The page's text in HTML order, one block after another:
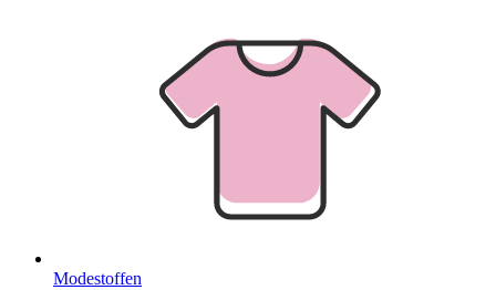
Modestoffen